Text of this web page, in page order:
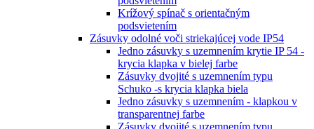
Krížový spínač s orientačným
podsvietením
Zásuvky odolné voči striekajúcej vode IP54
Jedno zásuvky s uzemnením krytie IP 54 -
krycia klapka v bielej farbe
Zásuvky dvojité s uzemnením typu
Schuko -s krycia klapka biela
Jedno zásuvky s uzemnením - klapkou v
transparentnej farbe
Zásuvky dvojité s uzemnením typu